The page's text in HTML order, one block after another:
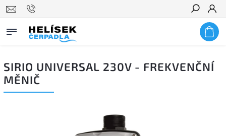
Hledat
SIRIO UNIVERSAL 230V - FREKVENČNÍ
MĚNIČ